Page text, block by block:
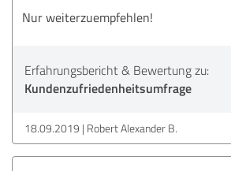
Nur weiterzuempfehlen!
Erfahrungsbericht & Bewertung zu:
Kundenzufriedenheitsumfrage
18.09.2019 Robert Alexander B.